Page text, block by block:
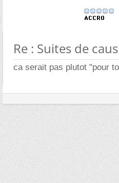
Re : Suites de
ca serait pas plutot "pour